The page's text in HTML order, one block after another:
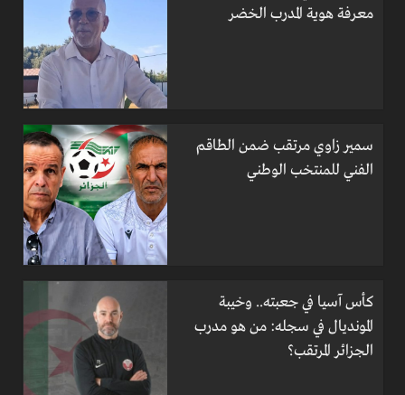
معرفة هوية المدرب الخضر
سمير زاوي مرتقب ضمن الطاقم
الفني للمنتخب الوطني
كأس آسيا في جعبته.. وخيبة
المونديال في سجله: من هو مدرب
الجزائر المرتقب؟